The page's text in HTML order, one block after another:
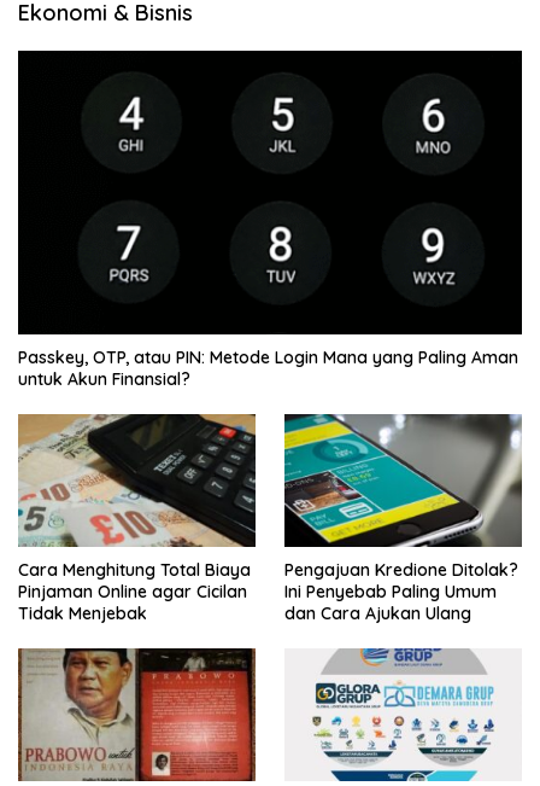
Ekonomi & Bisnis
Passkey, OTP, atau PIN: Metode Login Mana yang Paling Aman
untuk Akun Finansial?
Cara Menghitung Total Biaya
Pinjaman Online agar Cicilan
Tidak Menjebak
Pengajuan Kredione Ditolak?
Ini Penyebab Paling Umum
dan Cara Ajukan Ulang